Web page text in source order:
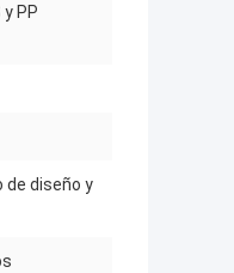
y PP
de diseño y